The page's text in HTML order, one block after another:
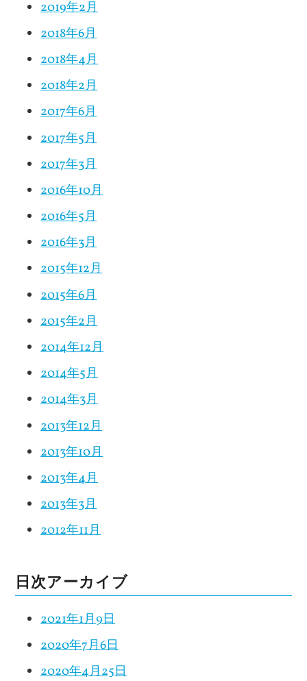
2019年2月
2018年6月
2018年4月
2018年2月
2017年6月
2017年5月
2017年3月
2016年10月
2016年5月
2016年3月
2015年12月
2015年6月
2015年2月
2014年12月
2014年5月
2014年3月
2013年12月
2013年10月
2013年4月
2013年3月
2012年11月
日次アーカイブ
2021年1月9日
2020年7月6日
2020年4月25日